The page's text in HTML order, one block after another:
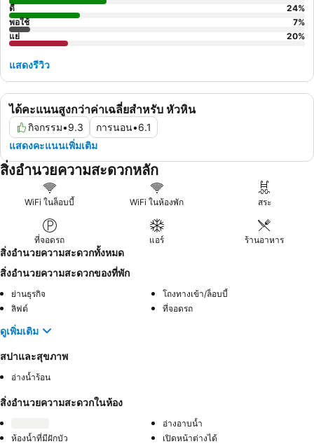
ได้คะแนนสูงกว่าค่าเฉลี่ยสำหรับ หัวหิน
กิจกรรม•9.3 การนอน•6.1
แสดงคะแนนเพิ่มเติม
ดี
24%
พอใช้
7%
แย่
20%
แสดงรีวิว
สิ่งอำนวยความสะดวกหลัก
WiFi ในล็อบบี้ WiFi ในห้องพัก สระ
ที่จอดรถ แอร์ ร้านอาหาร
สิ่งอำนวยความสะดวกทั้งหมด
สิ่งอำนวยความสะดวกของที่พัก
ย่านธุรกิจ
โถงทางเข้า/ล็อบบี้
ลิฟต์
ที่จอดรถ
ดูเพิ่มเติม
สปาและสุขภาพ
อ่างน้ำร้อน
สิ่งอำนวยความสะดวกในห้อง
อ่างอาบน้ำ
ห้องน้ำที่มีฝักบัว
เปิดหน้าต่างได้